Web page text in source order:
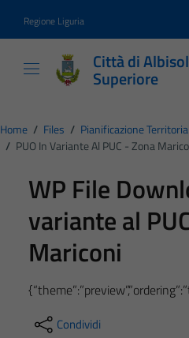
Regione Liguria
Città di
Superiore
Home / Files / Pianificazione
/ PUO In Variante Al PUC - Zona
WP File
variante al
Mariconi
Condividi